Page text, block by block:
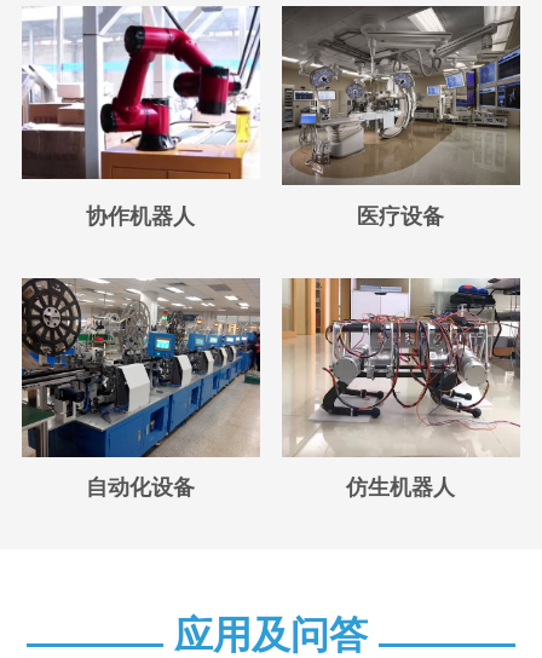
协作机器人 医疗设备
自动化设备 仿生机器人
应用及问答